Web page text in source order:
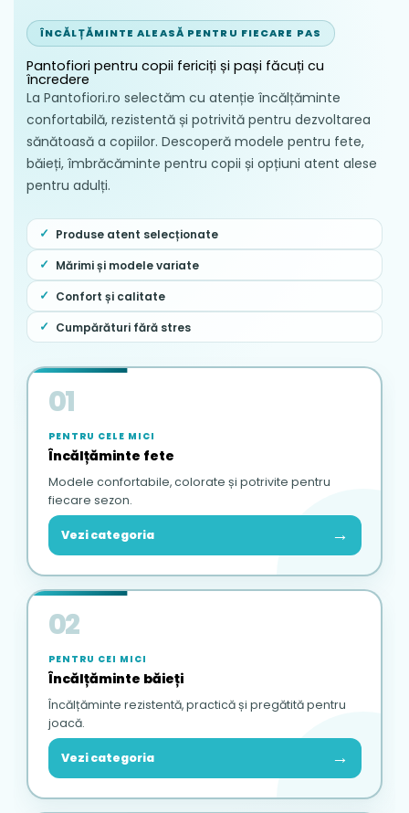
ÎNCĂLȚĂMINTE ALEASĂ PENTRU FIECARE PAS
Pantofiori pentru copii fericiți și pași făcuți cu
încredere
La Pantofiori.ro selectăm cu atenție încălțăminte
confortabilă, rezistentă și potrivită pentru dezvoltarea
sănătoasă a copiilor. Descoperă modele pentru fete,
băieți, îmbrăcăminte pentru copii și opțiuni atent alese
pentru adulți.
Produse atent selecționate
Mărimi și modele variate
Confort și calitate
Cumpărături fără stres
01
PENTRU CELE MICI
Încălțăminte fete
Modele confortabile, colorate și potrivite pentru
fiecare sezon.
Vezi categoria →
02
PENTRU CEI MICI
Încălțăminte băieți
Încălțăminte rezistentă, practică și pregătită pentru
joacă.
Vezi categoria →